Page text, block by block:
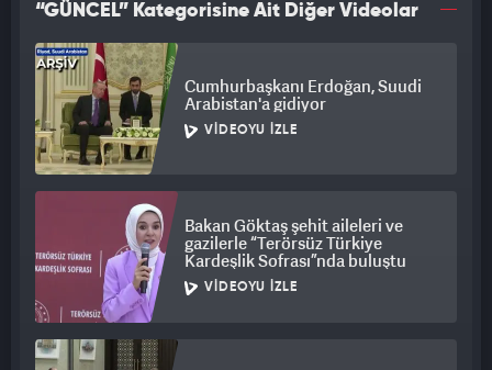
“GÜNCEL” Kategorisine Ait Diğer Videolar
Cumhurbaşkanı Erdoğan, Suudi
Arabistan'a gidiyor
VIDEOYU İZLE
Bakan Göktaş şehit aileleri ve
gazilerle “Terörsüz Türkiye
Kardeşlik Sofrası”nda buluştu
VIDEOYU İZLE